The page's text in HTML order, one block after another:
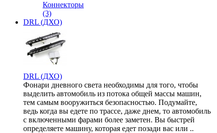
Коннекторы
(3)
DRL (ДХО)
DRL (ДХО)
Фонари дневного света необходимы для того, чтобы
выделить автомобиль из потока общей массы машин,
тем самым вооружиться безопасностью. Подумайте,
ведь когда вы едете по трассе, даже днем, то автомобиль
с включенными фарами более заметен. Вы быстрей
определяете машину, которая едет позади вас или ..